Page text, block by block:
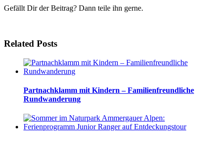
Gefällt Dir der Beitrag? Dann teile ihn gerne.
Related Posts
Partnachklamm mit Kindern – Familienfreundliche
Rundwanderung